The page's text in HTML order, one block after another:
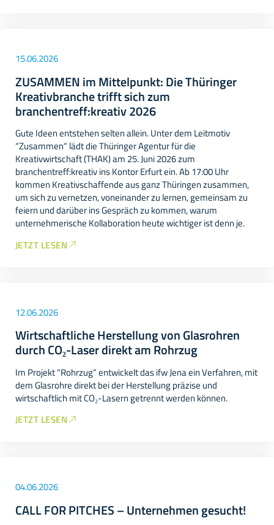
15.06.2026
ZUSAMMEN im Mittelpunkt: Die Thüringer
Kreativbranche trifft sich zum
branchentreff:kreativ 2026
Gute Ideen entstehen selten allein. Unter dem Leitmotiv
“Zusammen“ lädt die Thüringer Agentur für die
Kreativwirtschaft (THAK) am 25. Juni 2026 zum
branchentreff:kreativ ins Kontor Erfurt ein. Ab 17:00 Uhr
kommen Kreativschaffende aus ganz Thüringen zusammen,
um sich zu vernetzen, voneinander zu lernen, gemeinsam zu
feiern und darüber ins Gespräch zu kommen, warum
unternehmerische Kollaboration heute wichtiger ist denn je.
JETZT LESEN
12.06.2026
Wirtschaftliche Herstellung von Glasrohren
durch CO₂-Laser direkt am Rohrzug
Im Projekt “Rohrzug” entwickelt das ifw Jena ein Verfahren, mit
dem Glasrohre direkt bei der Herstellung präzise und
wirtschaftlich mit CO₂-Lasern getrennt werden können.
JETZT LESEN
04.06.2026
CALL FOR PITCHES – Unternehmen gesucht!